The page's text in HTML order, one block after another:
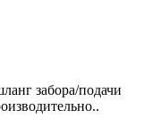
забора/подачи